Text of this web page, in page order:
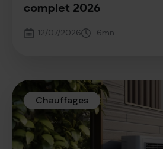
complet 2026
12/07/2026 6mn
Chauffages